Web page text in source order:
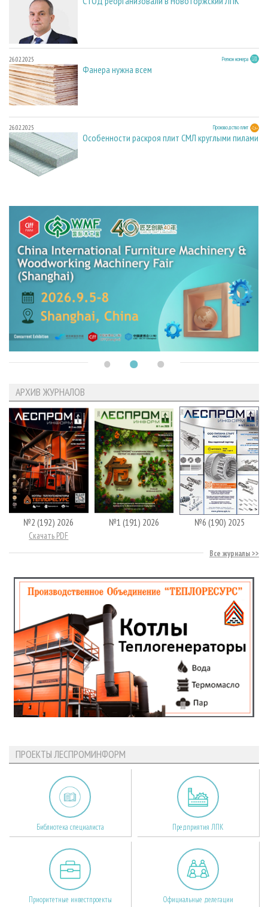
26.02.2025 Регион номера
Фанера нужна всем
26.02.2025 Производство плит
Особенности раскроя плит СМЛ круглыми пилами
АРХИВ ЖУРНАЛОВ
№2 (192) 2026
Скачать PDF
№1 (191) 2026 №6 (190) 2025
Все журналы
ПРОЕКТЫ ЛЕСПРОМИНФОРМ
Библиотека специалиста Предприятия ЛПК
Приоритетные инвестпроекты Официальные делегации